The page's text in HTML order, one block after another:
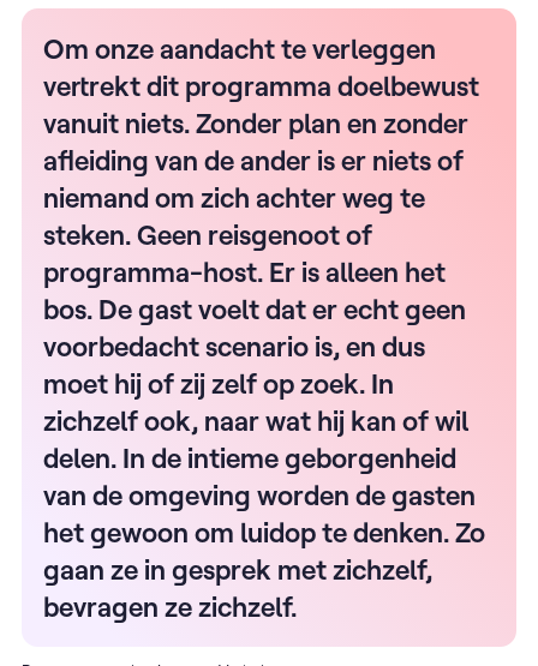
Om onze aandacht te verleggen
vertrekt dit programma doelbewust
vanuit niets. Zonder plan en zonder
afleiding van de ander is er niets of
niemand om zich achter weg te
steken. Geen reisgenoot of
programma-host. Er is alleen het
bos. De gast voelt dat er echt geen
voorbedacht scenario is, en dus
moet hij of zij zelf op zoek. In
zichzelf ook, naar wat hij kan of wil
delen. In de intieme geborgenheid
van de omgeving worden de gasten
het gewoon om luidop te denken. Zo
gaan ze in gesprek met zichzelf,
bevragen ze zichzelf.